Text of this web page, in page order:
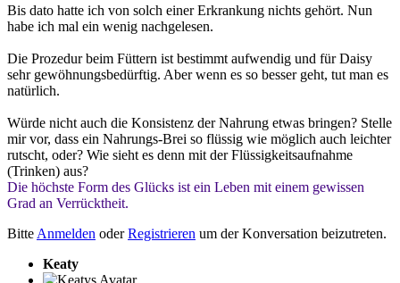
Bis dato hatte ich von solch einer Erkrankung nichts gehört. Nun
habe ich mal ein wenig nachgelesen.
Die Prozedur beim Füttern ist bestimmt aufwendig und für Daisy
sehr gewöhnungsbedürftig. Aber wenn es so besser geht, tut man es
natürlich.
Würde nicht auch die Konsistenz der Nahrung etwas bringen? Stelle
mir vor, dass ein Nahrungs-Brei so flüssig wie möglich auch leichter
rutscht, oder? Wie sieht es denn mit der Flüssigkeitsaufnahme
(Trinken) aus?
Die höchste Form des Glücks ist ein Leben mit einem gewissen
Grad an Verrücktheit.
Bitte Anmelden oderRegistrieren um der Konversation beizutreten.
Keaty